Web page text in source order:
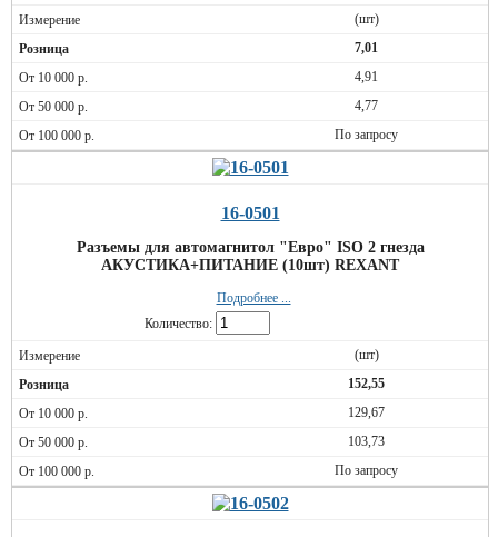
(шт)
7,01
4,91
4,77
По запросу
16-0501
Разъемы для автомагнитол "Евро" ISO 2 гнезда
АКУСТИКА+ПИТАНИЕ (10шт) REXANT
Подробнее ...
Количество:
(шт)
152,55
129,67
103,73
По запросу